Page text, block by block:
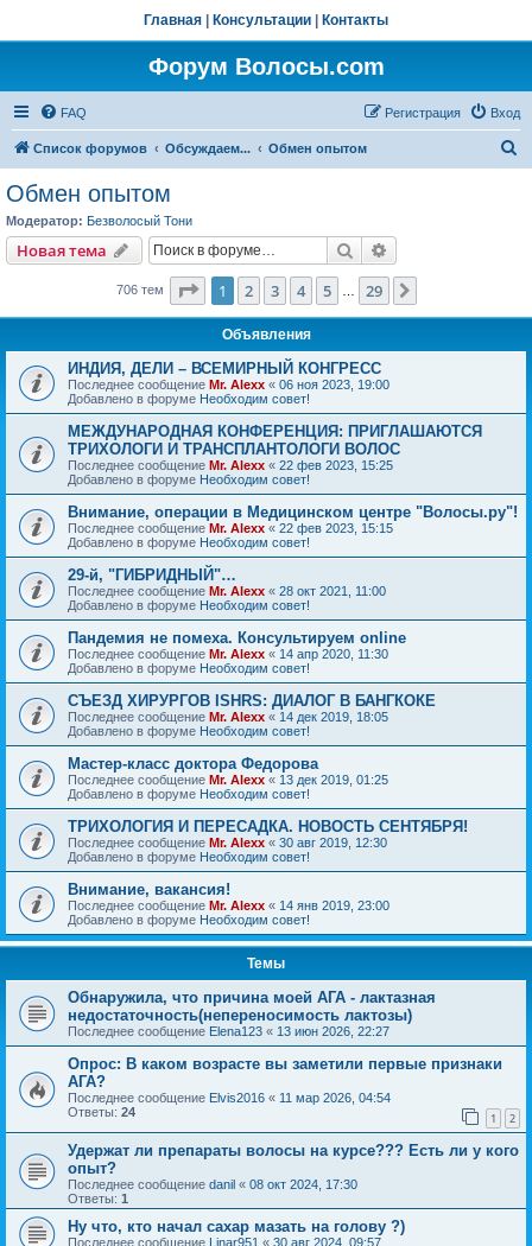
Главная Консультации Контакты
Форум Волосы.com
FAQ Вход
Регистрация
Список форумов Обсуждаем... Обмен опытом
Обмен опытом
Модератор: Безволосый Тони
Новая тема Поиск
706 тем Страница из 29
1 2 3 4 5 29
Объявления
ИНДИЯ, ДЕЛИ – ВСЕМИРНЫЙ КОНГРЕСС
Последнее сообщение Mr. Alexx « 06 ноя 2023, 19:00
Добавлено в форуме Необходим совет!
МЕЖДУНАРОДНАЯ КОНФЕРЕНЦИЯ: ПРИГЛАШАЮТСЯ
ТРИХОЛОГИ И ТРАНСПЛАНТОЛОГИ ВОЛОС
Последнее сообщение Mr. Alexx « 22 фев 2023, 15:25
Добавлено в форуме Необходим совет!
Внимание, операции в Медицинском центре "Волосы.ру"!
Последнее сообщение Mr. Alexx « 22 фев 2023, 15:15
Добавлено в форуме Необходим совет!
29-й, "ГИБРИДНЫЙ"…
Последнее сообщение Mr. Alexx « 28 окт 2021, 11:00
Добавлено в форуме Необходим совет!
Пандемия не помеха. Консультируем online
Последнее сообщение Mr. Alexx « 14 апр 2020, 11:30
Добавлено в форуме Необходим совет!
СЪЕЗД ХИРУРГОВ ISHRS: ДИАЛОГ В БАНГКОКЕ
Последнее сообщение Mr. Alexx « 14 дек 2019, 18:05
Добавлено в форуме Необходим совет!
Мастер-класс доктора Федорова
Последнее сообщение Mr. Alexx « 13 дек 2019, 01:25
Добавлено в форуме Необходим совет!
ТРИХОЛОГИЯ И ПЕРЕСАДКА. НОВОСТЬ СЕНТЯБРЯ!
Последнее сообщение Mr. Alexx « 30 авг 2019, 12:30
Добавлено в форуме Необходим совет!
Внимание, вакансия!
Последнее сообщение Mr. Alexx « 14 янв 2019, 23:00
Добавлено в форуме Необходим совет!
Темы
Обнаружила, что причина моей АГА - лактазная
недостаточность(непереносимость лактозы)
Последнее сообщение Elena123 « 13 июн 2026, 22:27
Опрос: В каком возрасте вы заметили первые признаки
АГА?
Последнее сообщение Elvis2016 « 11 мар 2026, 04:54
Ответы: 24 1 2
Удержат ли препараты волосы на курсе??? Есть ли у кого
опыт?
Последнее сообщение danil « 08 окт 2024, 17:30
Ответы: 1
Ну что, кто начал сахар мазать на голову ?)
Последнее сообщение Linar951 « 30 авг 2024, 09:57